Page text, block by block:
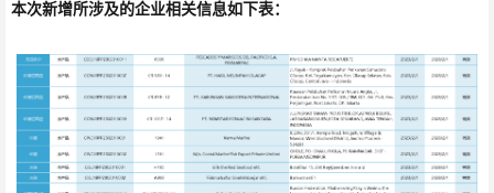
本次新增所涉及的企业相关信息如下表：